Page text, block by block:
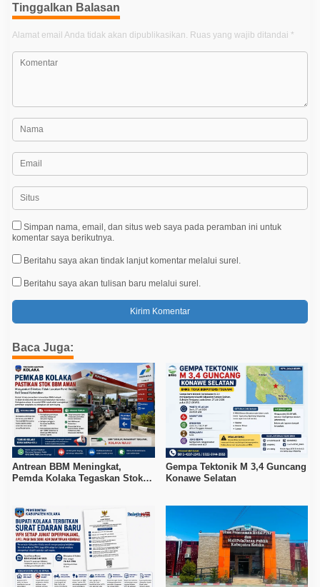
o
s
Tinggalkan Balasan
Alamat email Anda tidak akan dipublikasikan. Ruas yang wajib ditandai *
Simpan nama, email, dan situs web saya pada peramban ini untuk
komentar saya berikutnya.
Beritahu saya akan tindak lanjut komentar melalui surel.
Beritahu saya akan tulisan baru melalui surel.
Baca Juga:
Antrean BBM Meningkat,
Pemda Kolaka Tegaskan Stok
Gempa Tektonik M 3,4 Guncang
Konawe Selatan